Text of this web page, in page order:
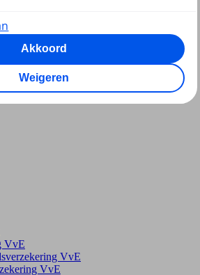
VvE
VvE
VvE
Akkoord
Weigeren